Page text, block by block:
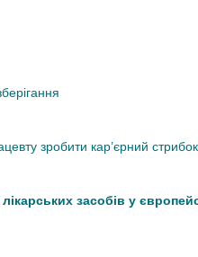
зробити кар’єрний стрибок
засобів у